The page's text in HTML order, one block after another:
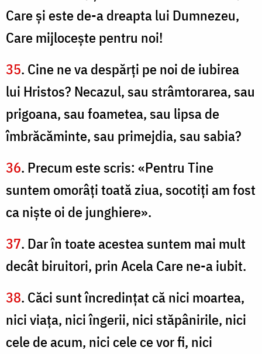
Care şi este de-a dreapta lui Dumnezeu,
Care mijloceşte pentru noi!
35. Cine ne va despărţi pe noi de iubirea
lui Hristos? Necazul, sau strâmtorarea, sau
prigoana, sau foametea, sau lipsa de
îmbrăcăminte, sau primejdia, sau sabia?
36. Precum este scris: «Pentru Tine
suntem omorâţi toată ziua, socotiţi am fost
ca nişte oi de junghiere».
37. Dar în toate acestea suntem mai mult
decât biruitori, prin Acela Care ne-a iubit.
38. Căci sunt încredinţat că nici moartea,
nici viaţa, nici îngerii, nici stăpânirile, nici
cele de acum, nici cele ce vor fi, nici